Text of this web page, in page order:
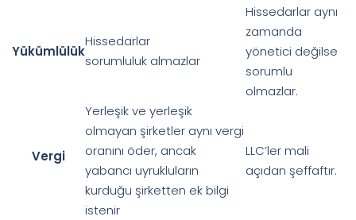
Yükümlülük
Hissedarlar
sorumluluk almazlar
Hissedarlar aynı
zamanda
yönetici değilse
sorumlu
olmazlar.
Vergi
Yerleşik ve yerleşik
olmayan şirketler aynı vergi
oranını öder, ancak
yabancı uyrukluların
kurduğu şirketten ek bilgi
istenir
LLC’ler mali
açıdan şeffaftır.